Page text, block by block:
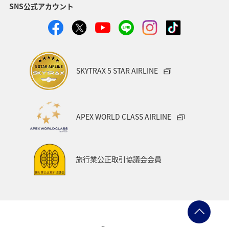
ANAのふるさと納税
アクティビティ 家族旅行
ワーケーション（家族）
ANAマイレージクラブ
キャンプ・グランピング
伊豆 紅葉
飛行機 スキー・スノボ
ライフ 冬のふるさと納税
SNS公式アカウント
SKYTRAX 5 STAR AIRLINE
APEX WORLD CLASS AIRLINE
旅行業公正取引協議会会員